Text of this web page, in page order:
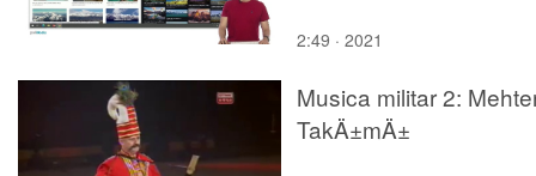
2:49 · 2021
Musica militar 2:
TakÄ±mÄ±